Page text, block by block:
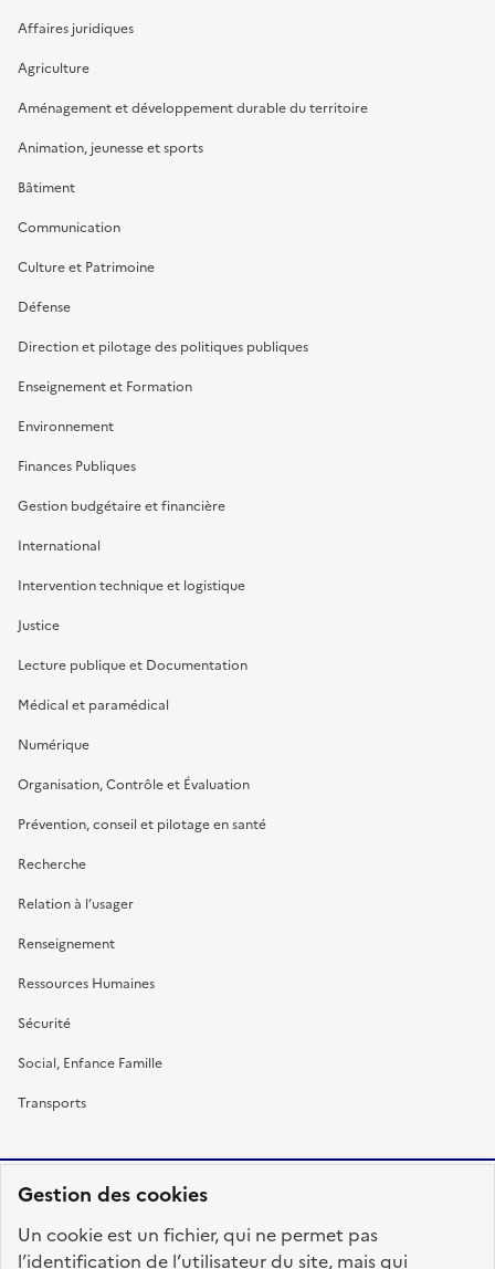
Gestion des cookies
Un cookie est un fichier, qui ne permet pas
l’identification de l’utilisateur du site, mais qui
Affaires juridiques
Agriculture
Aménagement et développement durable du territoire
Animation, jeunesse et sports
Bâtiment
Communication
Culture et Patrimoine
Défense
Direction et pilotage des politiques publiques
Enseignement et Formation
Environnement
Finances Publiques
Gestion budgétaire et financière
International
Intervention technique et logistique
Justice
Lecture publique et Documentation
Médical et paramédical
Numérique
Organisation, Contrôle et Évaluation
Prévention, conseil et pilotage en santé
Recherche
Relation à l’usager
Renseignement
Ressources Humaines
Sécurité
Social, Enfance Famille
Transports
FRANÇAISE